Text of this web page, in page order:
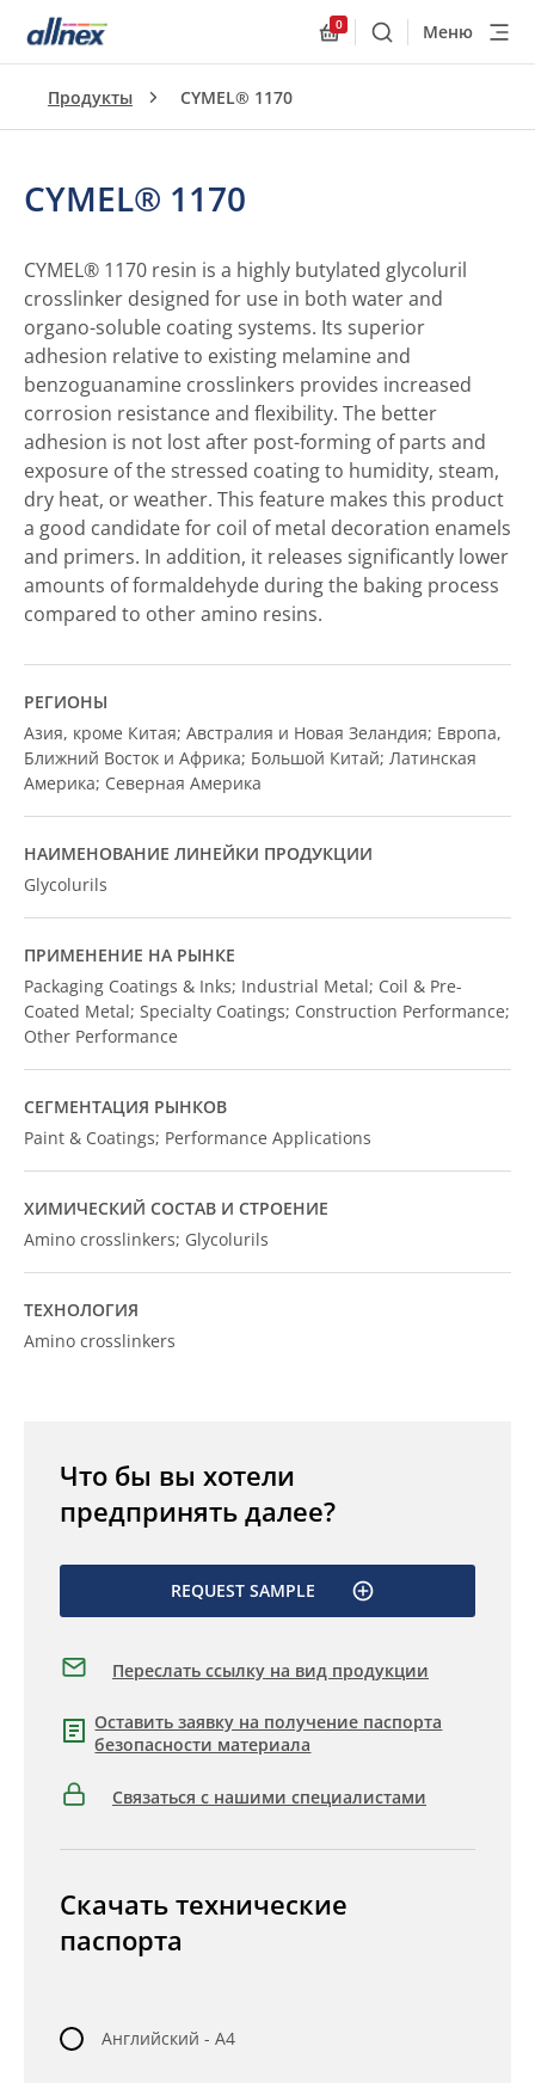
0
ПоискМеню
Продукты CYMEL® 1170
CYMEL® 1170
CYMEL® 1170 resin is a highly butylated glycoluril
crosslinker designed for use in both water and
organo-soluble coating systems. Its superior
adhesion relative to existing melamine and
benzoguanamine crosslinkers provides increased
corrosion resistance and flexibility. The better
adhesion is not lost after post-forming of parts and
exposure of the stressed coating to humidity, steam,
dry heat, or weather. This feature makes this product
a good candidate for coil of metal decoration enamels
and primers. In addition, it releases significantly lower
amounts of formaldehyde during the baking process
compared to other amino resins.
РЕГИОНЫ
Азия, кроме Китая; Австралия и Новая Зеландия; Европа,
Ближний Восток и Африка; Большой Китай; Латинская
Америка; Северная Америка
НАИМЕНОВАНИЕ ЛИНЕЙКИ ПРОДУКЦИИ
Glycolurils
ПРИМЕНЕНИЕ НА РЫНКЕ
Packaging Coatings & Inks; Industrial Metal; Coil & Pre-
Coated Metal; Specialty Coatings; Construction Performance;
Other Performance
СЕГМЕНТАЦИЯ РЫНКОВ
Paint & Coatings; Performance Applications
ХИМИЧЕСКИЙ СОСТАВ И СТРОЕНИЕ
Amino crosslinkers; Glycolurils
ТЕХНОЛОГИЯ
Amino crosslinkers
Что бы вы хотели
предпринять далее?
REQUEST SAMPLE
Переслать ссылку на вид продукции
Оставить заявку на получение паспорта
безопасности материала
Связаться с нашими специалистами
Скачать технические
паспорта
Английский - A4